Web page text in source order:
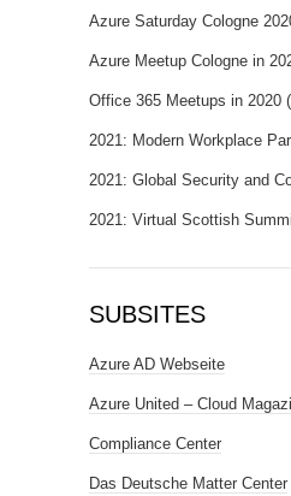
Azure Saturday Cologne
Azure Meetup Cologne in
Office 365 Meetups in 2020
2021: Modern Workplace
2021: Global Security and
2021: Virtual Scottish
SUBSITES
Azure AD Webseite
Azure United – Cloud
Compliance Center
Das Deutsche Matter Center